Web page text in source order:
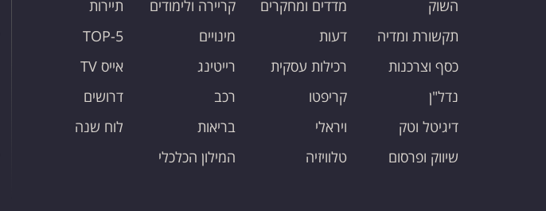
השוק
תקשורת ומדיה
כסף וצרכנות
נדל"ן
דיגיטל וטק
שיווק ופרסום
מדדים ומחקרים
דעות
רכילות עסקית
קריפטו
ויראלי
טלוויזיה
קריירה ולימודים
מינויים
רייטינג
רכב
בריאות
המילון הכלכלי
תיירות
TOP-5
אייס TV
דרושים
לוח שנה